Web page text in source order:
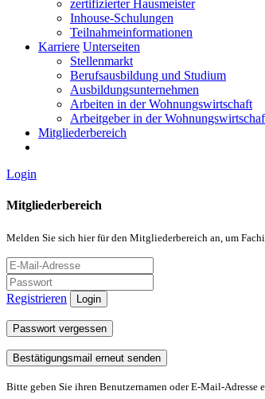
zertifizierter Hausmeister
Inhouse-Schulungen
Teilnahmeinformationen
Karriere Unterseiten
Stellenmarkt
Berufsausbildung und Studium
Ausbildungsunternehmen
Arbeiten in der Wohnungswirtschaft
Arbeitgeber in der
Mitgliederbereich
Login
Mitgliederbereich
Melden Sie sich hier für den Mitgliederbereich an, um
Registrieren Login
Passwort vergessen
Bestätigungsmail erneut senden
Bitte geben Sie ihren Benutzernamen oder E-Mail-Adresse